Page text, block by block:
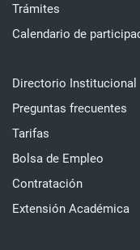
Trámites
Calendario de
Directorio Institucional
Preguntas frecuentes
Tarifas
Bolsa de Empleo
Contratación
Extensión Académica